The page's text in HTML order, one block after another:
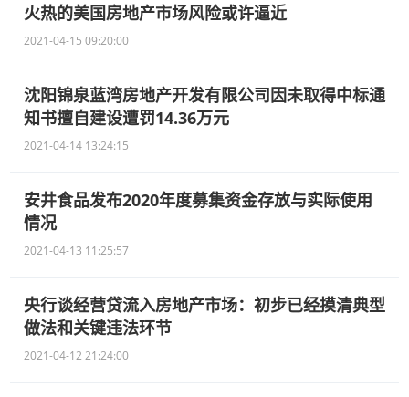
火热的美国房地产市场风险或许逼近
2021-04-15 09:20:00
沈阳锦泉蓝湾房地产开发有限公司因未取得中标通
知书擅自建设遭罚14.36万元
2021-04-14 13:24:15
安井食品发布2020年度募集资金存放与实际使用
情况
2021-04-13 11:25:57
央行谈经营贷流入房地产市场：初步已经摸清典型
做法和关键违法环节
2021-04-12 21:24:00